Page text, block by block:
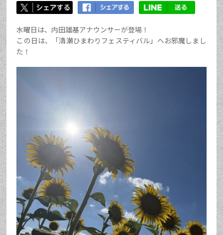
水曜日は、内田雄基アナウンサーが登場！
この日は、「清瀬ひまわりフェスティバル」へお邪魔しまし
た！